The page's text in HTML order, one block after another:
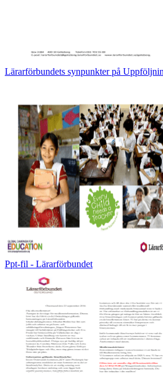
Lärarförbundets synpunkter på
Ppt-fil - Lärarförbundet